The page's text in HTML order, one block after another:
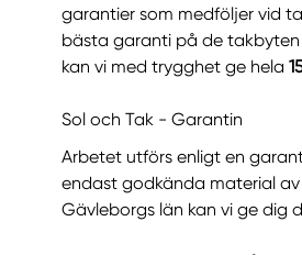
garantier som medföljer vid
bästa garanti på de
kan vi med trygghet ge hela
Sol och Tak - Garantin
Arbetet utförs enligt en
endast godkända material
Gävleborgs län kan vi ge dig